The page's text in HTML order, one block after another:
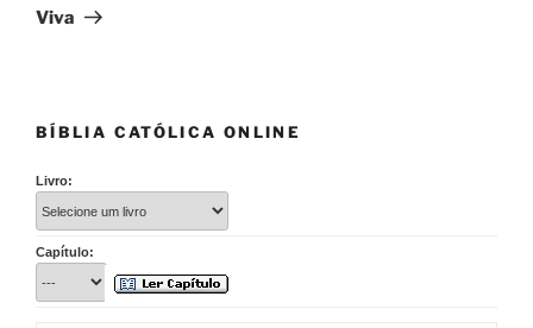
Viva
BÍBLIA CATÓLICA ONLINE
Livro:
Capítulo: